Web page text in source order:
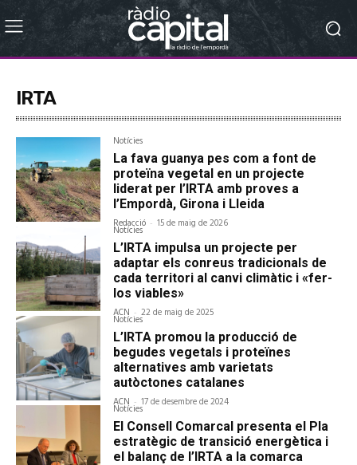
IRTA
Notícies
La fava guanya pes com a font de
proteïna vegetal en un projecte
liderat per l’IRTA amb proves a
l’Empordà, Girona i Lleida
Redacció - 15 de maig de 2026
Notícies
L’IRTA impulsa un projecte per
adaptar els conreus tradicionals de
cada territori al canvi climàtic i «fer-
los viables»
ACN - 22 de maig de 2025
Notícies
L’IRTA promou la producció de
begudes vegetals i proteïnes
alternatives amb varietats
autòctones catalanes
ACN - 17 de desembre de 2024
Notícies
El Consell Comarcal presenta el Pla
estratègic de transició energètica i
el balanç de l’IRTA a la comarca